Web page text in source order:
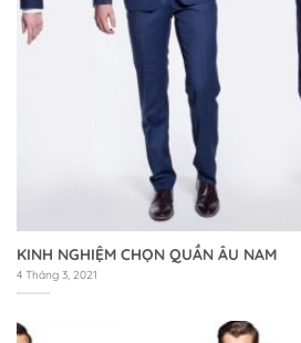
KINH NGHIỆM CHỌN QUẦN ÂU NAM
4 Tháng 3, 2021